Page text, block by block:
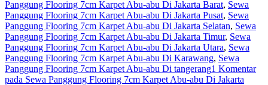
Panggung Flooring 7cm Karpet Abu-abu Di Jakarta Barat, Sewa
Panggung Flooring 7cm Karpet Abu-abu Di Jakarta Pusat, Sewa
Panggung Flooring 7cm Karpet Abu-abu Di Jakarta Selatan, Sewa
Panggung Flooring 7cm Karpet Abu-abu Di Jakarta Timur, Sewa
Panggung Flooring 7cm Karpet Abu-abu Di Jakarta Utara, Sewa
Panggung Flooring 7cm Karpet Abu-abu Di Karawang, Sewa
Panggung Flooring 7cm Karpet Abu-abu Di tangerang1 Komentar
pada Sewa Panggung Flooring 7cm Karpet Abu-abu Di Jakarta